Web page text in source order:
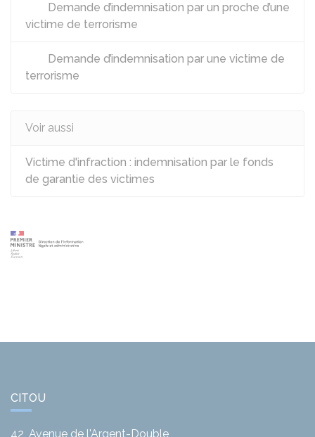
Demande d’indemnisation par un proche d’une
victime de terrorisme
Demande d’indemnisation par une victime de
terrorisme
Voir aussi
Victime d'infraction : indemnisation par le fonds
de garantie des victimes
CITOU
42, Avenue de l'Argent-Double